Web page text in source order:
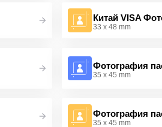
Китай VISA
33 x 48 mm
Фотография
35 x 45 mm
Фотография
35 x 45 mm